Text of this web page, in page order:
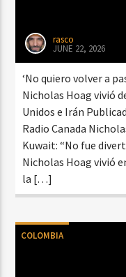
rasco
JUNE 22, 2026
‘No quiero volver a
Nicholas Hoag vivió
Unidos e Irán
Radio Canada
Kuwait: “No fue
Nicholas Hoag vivió
la […]
COLOMBIA